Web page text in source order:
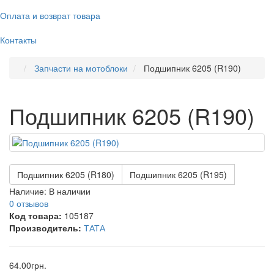
Оплата и возврат товара
Контакты
Запчасти на мотоблоки Подшипник 6205 (R190)
Подшипник 6205 (R190)
Подшипник 6205 (R180)
Подшипник 6205 (R195)
Наличие: В наличии
0 отзывов
Код товара: 105187
Производитель: ТАТА
64.00грн.